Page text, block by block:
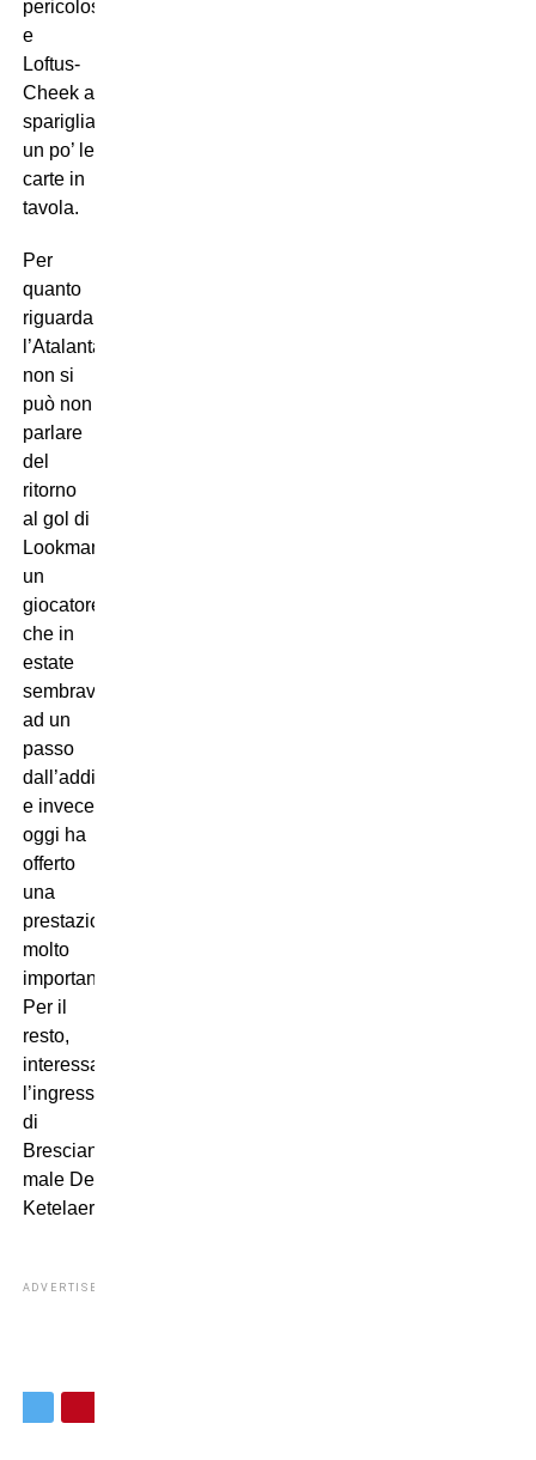
pericoloso
e
Loftus-
Cheek a
sparigliare
un po’ le
carte in
tavola.
Per
quanto
riguarda
l’Atalanta,
non si
può non
parlare
del
ritorno
al gol di
Lookman,
un
giocatore
che in
estate
sembrava
ad un
passo
dall’addio
e invece
oggi ha
offerto
una
prestazione
molto
importante.
Per il
resto,
interessante
l’ingresso
di
Brescianini,
male De
Ketelaere.
ADVERTISEMENT